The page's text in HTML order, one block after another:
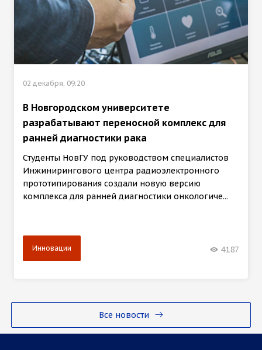
Все новости
02 декабря, 09:20
В Новгородском университете
разрабатывают переносной комплекс для
ранней диагностики рака
Студенты НовГУ под руководством специалистов
Инжинирингового центра радиоэлектронного
прототипирования создали новую версию
комплекса для ранней диагностики онкологиче...
Инновации 4187